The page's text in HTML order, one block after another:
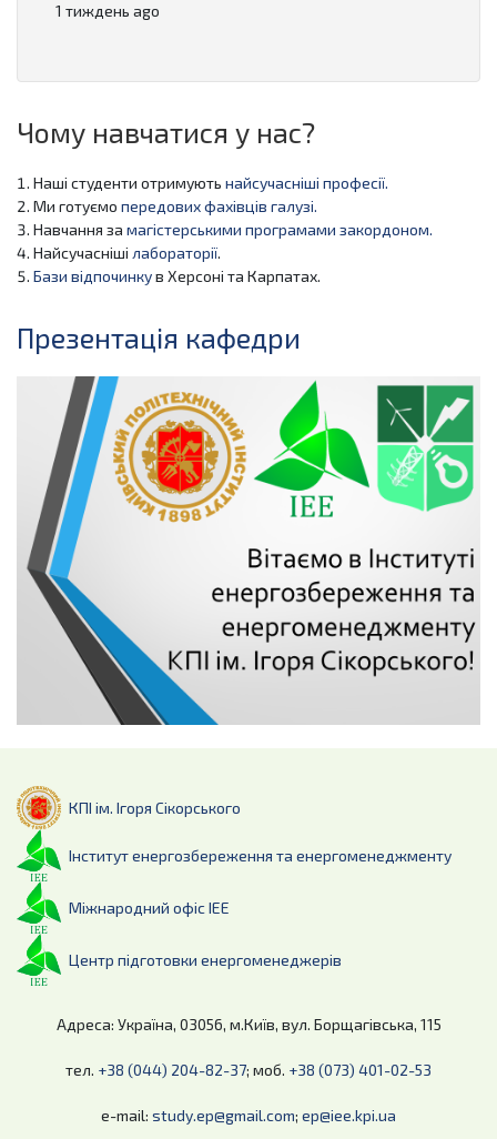
1 тиждень ago
Чому навчатися у нас?
Наші студенти отримують найсучасніші професії.
Ми готуємо передових фахівців галузі.
Навчання за магістерськими програмами закордоном.
Найсучасніші лабораторії.
Бази відпочинкув Херсоні та Карпатах.
Презентація кафедри
КПІ ім. Ігоря Сікорського
Інститут енергозбереження та енергоменеджменту
Міжнародний офіс ІЕЕ
Центр підготовки енергоменеджерів
Адреса: Україна, 03056, м.Київ, вул. Борщагівська, 115
тел. +38 (044) 204-82-37; моб. +38 (073) 401-02-53
e-mail: study.ep@gmail.com; ep@iee.kpi.ua